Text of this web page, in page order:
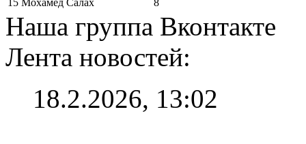
Наша группа Вконтакте
Лента новостей:
18.2.2026, 13:02